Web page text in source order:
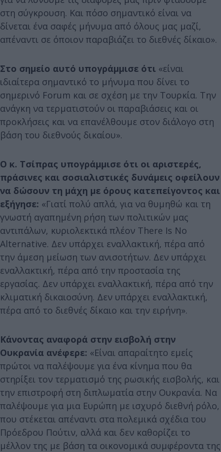
στη σύγκρουση. Και πόσο σημαντικό είναι να
δίνεται ένα σαφές μήνυμα από όλους μας μαζί,
απέναντι σε όποιον παραβιάζει το διεθνές δίκαιο».
Στο σημείο αυτό υπογράμμισε ότι «είναι
ιδιαίτερα σημαντικό το μήνυμα που δίνει το
σημερινό Forum και σε σχέση με την Τουρκία. Την
ανάγκη να τερματιστούν οι παραβιάσεις και οι
προκλήσεις και να επανέλθουμε στον διάλογο στη
βάση του διεθνούς δικαίου».
Ο κ. Τσίπρας υπογράμμισε ότι οι αριστερές,
πράσινες και σοσιαλιστικές δυνάμεις οφείλουν
να δώσουν τη μάχη με όρους κατεπείγοντος και
εξήγησε: «Γιατί πολύ απλά, για να θυμηθώ και τη
γνωστή αγαπημένη ρήση των πολιτικών μας
αντιπάλων, κυριολεκτικά πλέον There Is No
Alternative. Δεν υπάρχει εναλλακτική, πέρα από
την άμεση μείωση των ανισοτήτων. Δεν υπάρχει
εναλλακτική, πέρα από την προστασία της
εργασίας. Δεν υπάρχει εναλλακτική, πέρα από την
κλιματική δικαιοσύνη. Δεν υπάρχει εναλλακτική,
πέρα από το διεθνές δίκαιο και την ειρήνη».
Κάνοντας αναφορά στην εισβολή στην
Ουκρανία ανέφερε: «Είναι απαραίτητο εμείς
πρώτοι να παλέψουμε για ένα κίνημα που θα
στηρίξει τον τερματισμό της ρωσικής εισβολής, και
την επιστροφή στη διπλωματία στην Ουκρανία. Να
παλέψουμε για μια Ευρώπη με ισχυρό διεθνή ρόλο,
που στέκεται απέναντι στα πολεμικά σχέδια του
Πρόεδρου Πούτιν, αλλά και δεν καθορίζει το
μέλλον της με βάση τα οικονομικά συμφέροντα της